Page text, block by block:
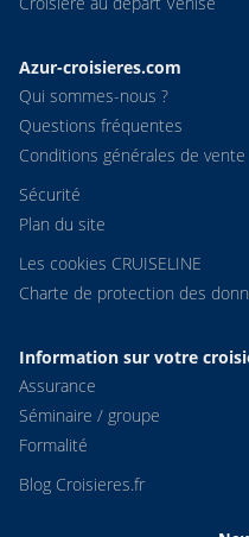
Azur-croisieres.com
Qui sommes-nous ?
Questions fréquentes
Conditions générales de vente
Sécurité
Plan du site
Les cookies CRUISELINE
Charte de protection des
Information sur votre
Assurance
Séminaire / groupe
Formalité
Blog Croisieres.fr